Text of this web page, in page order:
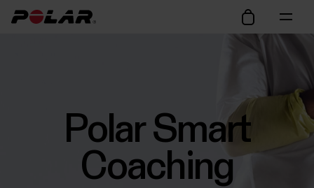
Polar Smart
Coaching